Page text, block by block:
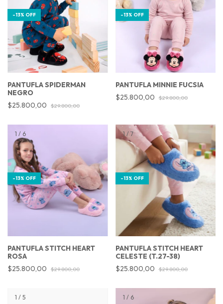
-13% OFF
PANTUFLA SPIDERMAN
NEGRO
$25.800,00
$29.800,00
-13% OFF
PANTUFLA MINNIE FUCSIA
$25.800,00
$29.800,00
1 / 6
-13% OFF
PANTUFLA STITCH HEART
ROSA
$25.800,00
$29.800,00
1/ 7
-13% OFF
PANTUFLA STITCH HEART
CELESTE (T.27-38)
$25.800,00
$29.800,00
1 / 5 1 / 6